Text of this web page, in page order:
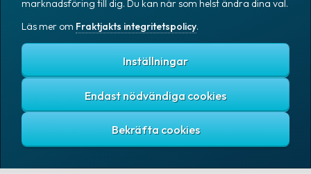
Kontorsvaror
Nyhetsarkiv
Blogg
Fraktjakts integritetspolicy
Allmänna villkor
Copyright © 2007 – 2026 Fraktjakt AB. All rights reserved.
marknadsföring till dig. Du kan när som helst ändra dina val.
Läs mer om Fraktjakts integritetspolicy.
Inställningar
Endast nödvändiga cookies